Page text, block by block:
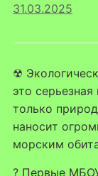
31.03.2025
☢
это
только
наносит
морским
? Первые